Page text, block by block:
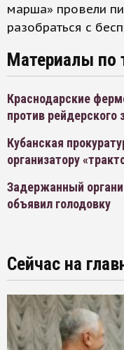
марша» провели
разобраться с
Материалы по
Краснодарские
против рейдерского
Кубанская
организатору
Задержанный
объявил голодовку
Сейчас на